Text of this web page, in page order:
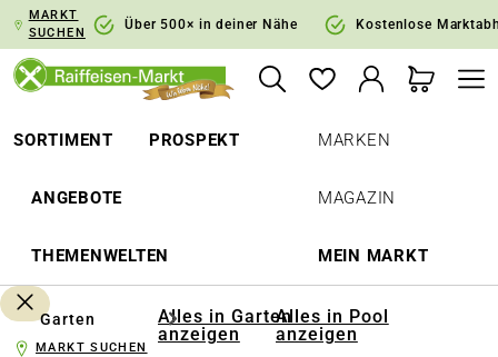
Zur Hauptnavigation springen
MARKT
SUCHEN
Über 500× in deiner Nähe Kostenlose
SORTIMENT PROSPEKT
ANGEBOTE
THEMENWELTEN
MARKEN
MAGAZIN
MEIN MARKT
Garten
Alles in Garten
anzeigen
Alles in Pool
anzeigen
MARKT SUCHEN